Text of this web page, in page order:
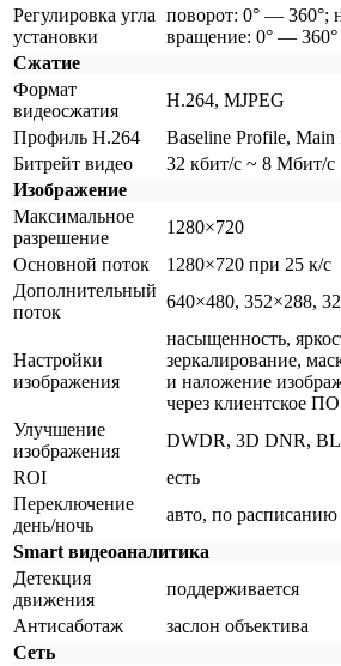
Регулировка угла
установки
поворот: 0° — 360°;
вращение: 0° — 360°
Сжатие
Формат
видеосжатия
H.264, MJPEG
Профиль H.264
Baseline Profile, Main
Битрейт видео
32 кбит/с ~ 8 Мбит/с
Изображение
Максимальное
разрешение
1280×720
Основной поток
1280×720 при 25 к/с
Дополнительный
поток
640×480, 352×288,
Настройки
изображения
насыщенность,
зеркалирование,
и наложение
через клиентское
Улучшение
изображения
DWDR, 3D DNR,
ROI
есть
Переключение
день/ночь
авто, по расписанию
Smart видеоаналитика
Детекция
движения
поддерживается
Антисаботаж
заслон объектива
Сеть